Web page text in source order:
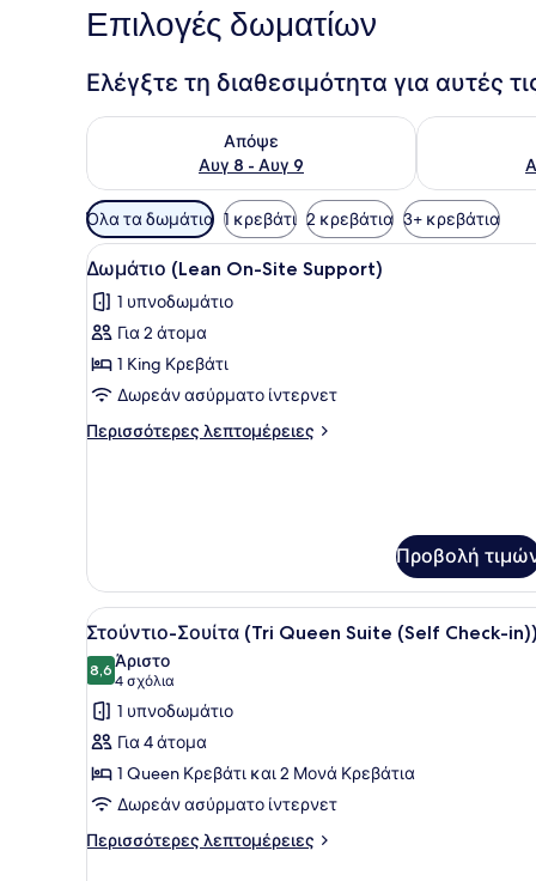
Επιλογές δωματίων
Ελέγξτε τη διαθεσιμότητα για αυτές
Απόψε
Αυγ 8 - Αυγ 9
Έλεγχος διαθεσιμότητας για απόψε Αυγ 8 - Αυγ 9
Έλεγχος
Διαθέσιμα
φίλτρα
για
τα
δωμάτια
Όλα τα δωμάτια 1 κρεβάτι 2 κρεβάτια 3+ κρεβάτια
Προβολή
όλων
των
φωτογραφιών
για
Δωμάτιο
(Lean
On-
Ένα δωμάτιο ξενοδοχείου
6
Δωμάτιο (Lean On-Site Support)
1 υπνοδωμάτιο
Για 2 άτομα
1 King Κρεβάτι
Δωρεάν ασύρματο ίντερνετ
Περισσότερες λεπτομέρειες
Περισσότερες
Support)
Προβολή
Προβολή
όλων
των
φωτογραφιών
για
Στούντιο-
Σουίτα
(Tri
Queen
Ένα δωμάτιο ξενοδοχείου
7
Στούντιο-Σουίτα (Tri Queen Suite (Self Check-in))
8,68,6 στα 10
Άριστο
4 σχόλια
(4
σχόλια)
1 υπνοδωμάτιο
Για 4 άτομα
1 Queen Κρεβάτι και 2 Μονά Κρεβάτια
Δωρεάν ασύρματο ίντερνετ
Περισσότερες λεπτομέρειες
Περισσότερες